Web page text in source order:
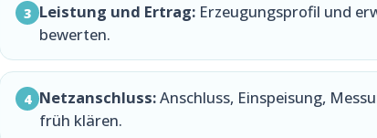
3 Leistung und Ertrag: Erzeugungsprofil und
bewerten.
4 Netzanschluss:Anschluss, Einspeisung,
früh klären.